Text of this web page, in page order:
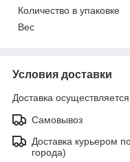
Количество в упаковке
Вес
Условия доставки
Доставка
Самовывоз
Доставка курьером
города)